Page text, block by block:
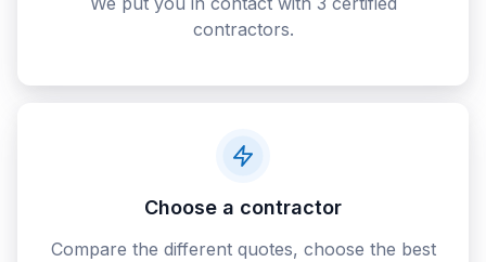
contractors.
Choose a contractor
Compare the different quotes, choose the best